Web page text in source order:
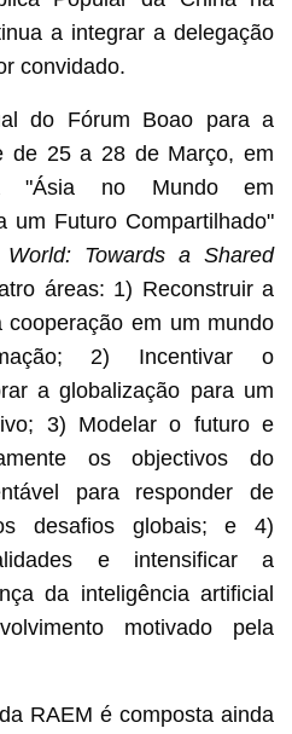
a integrar a delegação
convidado.
do Fórum Boao para a
de 25 a 28 de Março, em
"Ásia no Mundo em
um Futuro Compartilhado"
Towards a Shared
áreas: 1) Reconstruir a
em um mundo
2) Incentivar o
a globalização para um
3) Modelar o futuro e
os objectivos do
para responder de
desafios globais; e 4)
e intensificar a
da inteligência artificial
motivado pela
RAEM é composta ainda